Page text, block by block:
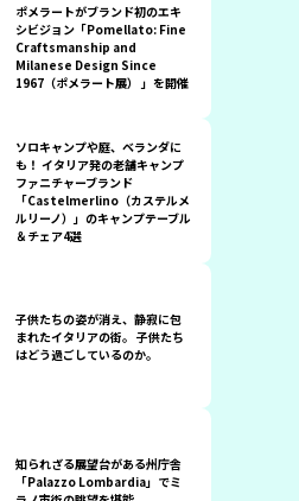
ポメラートがブランド初のエキ
シビジョン「Pomellato: Fine
Craftsmanship and
Milanese Design Since
1967（ポメラート展） 」を開催
ソロキャンプや庭、ベランダに
も！ イタリア発の老舗キャンプ
ファニチャーブランド
「Castelmerlino（カステルメ
ルリーノ）」のキャンプテーブル
＆チェア4選
子供たちの姿が消え、静寂に包
まれたイタリアの街。 子供たち
はどう過ごしているのか。
知られざる展望台がある州庁舎
「Palazzo Lombardia」でミ